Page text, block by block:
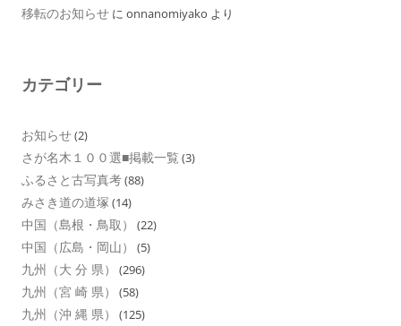
移転のお知らせ に onnanomiyako より
カテゴリー
お知らせ(2)
さが名木１００選■掲載一覧 (3)
ふるさと古写真考(88)
みさき道の道塚 (14)
中国（島根・鳥取） (22)
中国（広島・岡山） (5)
九州（大 分 県） (296)
九州（宮 崎 県） (58)
九州（沖 縄 県） (125)